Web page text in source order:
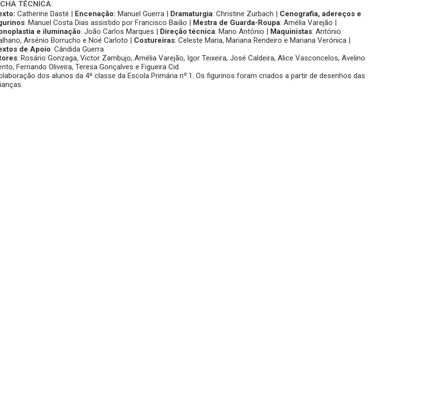
TÉCNICA:
Catherine Dasté | Encenação: Manuel Guerra | Dramaturgia: Christine Zurbach | Cenografia, adereços e
: Manuel Costa Dias assistido por Francisco Baião | Mestra de Guarda-Roupa: Amélia Varejão |
e iluminação: João Carlos Marques | Direção técnica: Mano António | Maquinistas: António
Arsénio Borrucho e Noé Carloto | Costureiras: Celeste Maria, Mariana Rendeiro e Mariana Verónica |
de Apoio: Cândida Guerra
: Rosário Gonzaga, Victor Zambujo, Amélia Varejão, Igor Teixeira, José Caldeira, Alice Vasconcelos, Avelino
Fernando Oliveira, Teresa Gonçalves e Figueira Cid.
dos alunos da 4ª classe da Escola Primária nº.1. Os figurinos foram criados a partir de desenhos das